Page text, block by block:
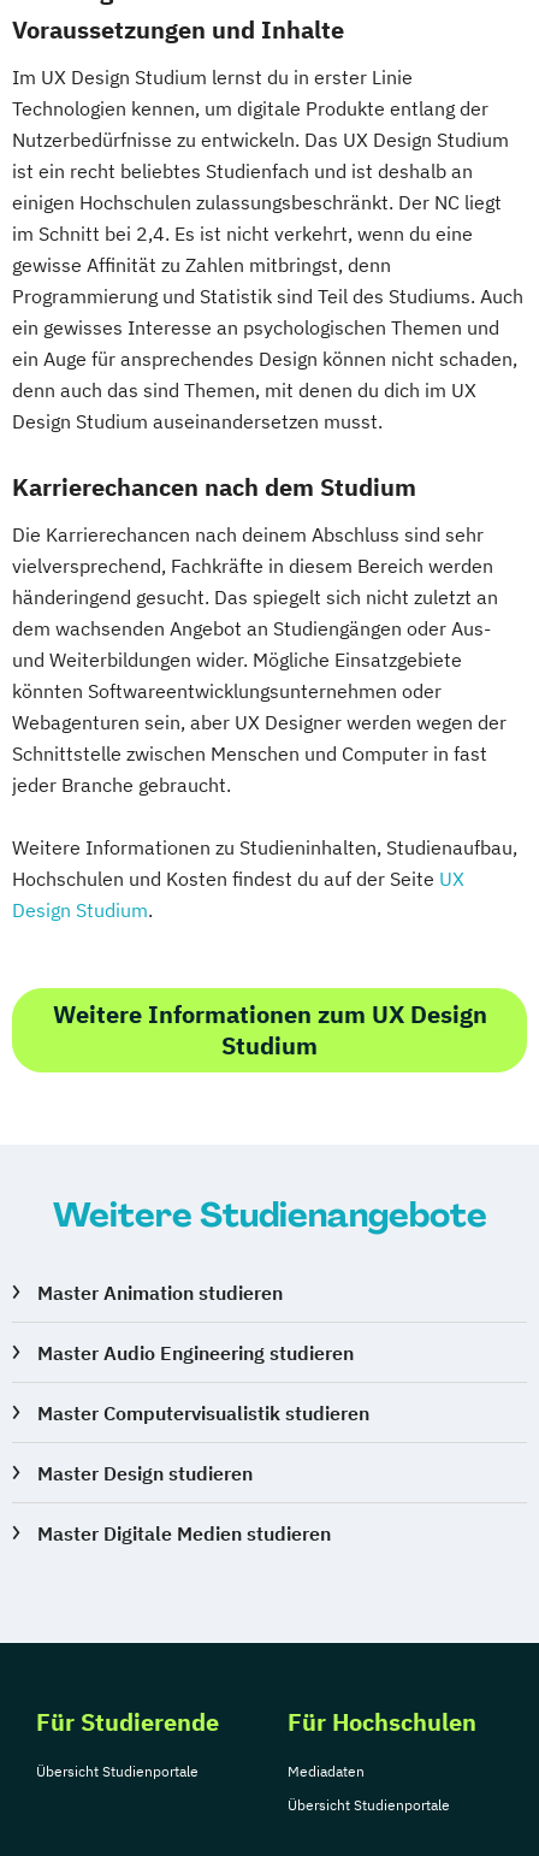
Voraussetzungen und Inhalte
Im UX Design Studium lernst du in erster Linie
Technologien kennen, um digitale Produkte entlang der
Nutzerbedürfnisse zu entwickeln. Das UX Design Studium
ist ein recht beliebtes Studienfach und ist deshalb an
einigen Hochschulen zulassungsbeschränkt. Der NC liegt
im Schnitt bei 2,4. Es ist nicht verkehrt, wenn du eine
gewisse Affinität zu Zahlen mitbringst, denn
Programmierung und Statistik sind Teil des Studiums. Auch
ein gewisses Interesse an psychologischen Themen und
ein Auge für ansprechendes Design können nicht schaden,
denn auch das sind Themen, mit denen du dich im UX
Design Studium auseinandersetzen musst.
Karrierechancen nach dem Studium
Die Karrierechancen nach deinem Abschluss sind sehr
vielversprechend, Fachkräfte in diesem Bereich werden
händeringend gesucht. Das spiegelt sich nicht zuletzt an
dem wachsenden Angebot an Studiengängen oder Aus-
und Weiterbildungen wider. Mögliche Einsatzgebiete
könnten Softwareentwicklungsunternehmen oder
Webagenturen sein, aber UX Designer werden wegen der
Schnittstelle zwischen Menschen und Computer in fast
jeder Branche gebraucht.
Weitere Informationen zu Studieninhalten, Studienaufbau,
Hochschulen und Kosten findest du auf der Seite UX
Design Studium.
Weitere Informationen zum UX Design
Studium
Weitere Studienangebote
Master Animation studieren
Master Audio Engineering studieren
Master Computervisualistik studieren
Master Design studieren
Master Digitale Medien studieren
Für Studierende
Übersicht Studienportale
Für Hochschulen
Mediadaten
Übersicht Studienportale